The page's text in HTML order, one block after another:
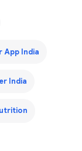
App India
India